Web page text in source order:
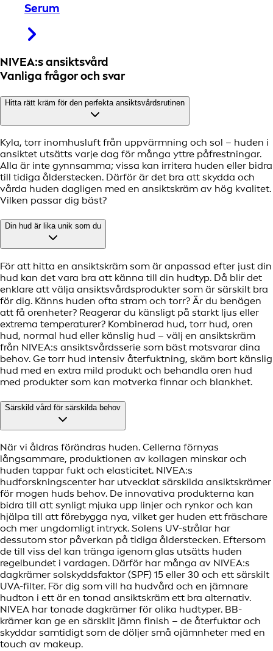
Serum
NIVEA:s ansiktsvård
Vanliga frågor och svar
Hitta rätt kräm för den perfekta ansiktsvårdsrutinen
Kyla, torr inomhusluft från uppvärmning och sol – huden i
ansiktet utsätts varje dag för många yttre påfrestningar.
Alla är inte gynnsamma; vissa kan irritera huden eller bidra
till tidiga ålderstecken. Därför är det bra att skydda och
vårda huden dagligen med en ansiktskräm av hög kvalitet.
Vilken passar dig bäst?
Din hud är lika unik som du
För att hitta en ansiktskräm som är anpassad efter just din
hud kan det vara bra att känna till din hudtyp. Då blir det
enklare att välja ansiktsvårdsprodukter som är särskilt bra
för dig. Känns huden ofta stram och torr? Är du benägen
att få orenheter? Reagerar du känsligt på starkt ljus eller
extrema temperaturer? Kombinerad hud, torr hud, oren
hud, normal hud eller känslig hud – välj en ansiktskräm
från NIVEA:s ansiktsvårdsserie som bäst motsvarar dina
behov. Ge torr hud intensiv återfuktning, skäm bort känslig
hud med en extra mild produkt och behandla oren hud
med produkter som kan motverka finnar och blankhet.
Särskild vård för särskilda behov
När vi åldras förändras huden. Cellerna förnyas
långsammare, produktionen av kollagen minskar och
huden tappar fukt och elasticitet. NIVEA:s
hudforskningscenter har utvecklat särskilda ansiktskrämer
för mogen huds behov. De innovativa produkterna kan
bidra till att synligt mjuka upp linjer och rynkor och kan
hjälpa till att förebygga nya, vilket ger huden ett fräschare
och mer ungdomligt intryck. Solens UV-strålar har
dessutom stor påverkan på tidiga ålderstecken. Eftersom
de till viss del kan tränga igenom glas utsätts huden
regelbundet i vardagen. Därför har många av NIVEA:s
dagkrämer solskyddsfaktor (SPF) 15 eller 30 och ett särskilt
UVA-filter. För dig som vill ha hudvård och en jämnare
hudton i ett är en tonad ansiktskräm ett bra alternativ.
NIVEA har tonade dagkrämer för olika hudtyper. BB-
krämer kan ge en särskilt jämn finish – de återfuktar och
skyddar samtidigt som de döljer små ojämnheter med en
touch av makeup.